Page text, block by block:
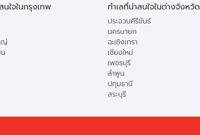
นใจในกรุงเทพ
ญ่
ทำเลที่น่าสนใจในต่างจังหวัด
ประจวบคีรีขันธ์
นครนายก
ฉะเชิงเทรา
เชียงใหม่
เพชรบุรี
ลำพูน
ปทุมธานี
สระบุรี